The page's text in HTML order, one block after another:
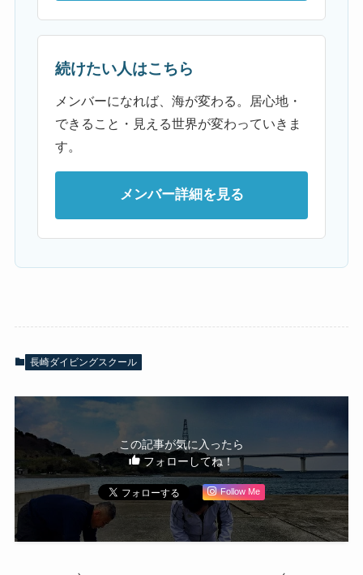
続けたい人はこちら
メンバーになれば、海が変わる。居心地・
できること・見える世界が変わっていきま
す。
メンバー詳細を見る
長崎ダイビングスクール
この記事が気に入ったら
フォローしてね！
Follow Me